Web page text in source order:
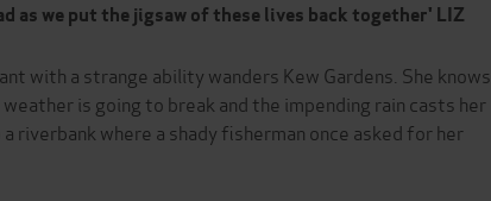
as we put the jigsaw of these lives back together' LIZ
with a strange ability wanders Kew Gardens. She knows
is going to break and the impending rain casts her
riverbank where a shady fisherman once asked for her